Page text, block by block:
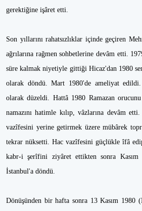
gerektiğine işâret etti.
Son yıllarını rahatsızlıklar içinde geçiren
ağrılarına rağmen sohbetlerine devâm etti.
süre kalmak niyetiyle gittiği Hicaz'dan 1980
olarak döndü. Mart 1980'de ameliyat
olarak düzeldi. Hattâ 1980 Ramazan
namazını hatimle kılıp, vâzlarına devâm
vazîfesini yerine getirmek üzere mübârek
tekrar nüksetti. Hac vazîfesini güçlükle îfâ
kabr-i şerîfini ziyâret ettikten sonra Kasım
İstanbul'a döndü.
Dönüşünden bir hafta sonra 13 Kasım 1980